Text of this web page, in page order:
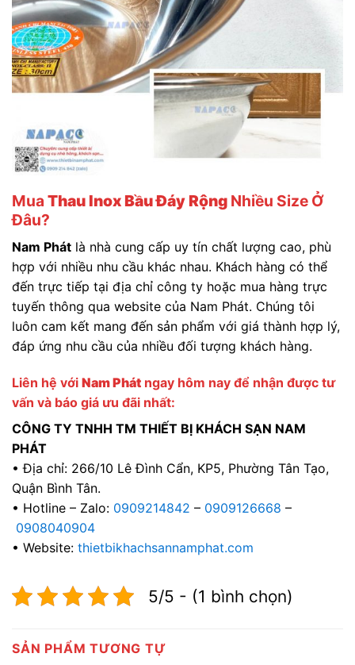
Mua Thau Inox Bầu Đáy Rộng Nhiều Size Ở
Đâu?
Nam Phát là nhà cung cấp uy tín chất lượng cao, phù
hợp với nhiều nhu cầu khác nhau. Khách hàng có thể
đến trực tiếp tại địa chỉ công ty hoặc mua hàng trực
tuyến thông qua website của Nam Phát. Chúng tôi
luôn cam kết mang đến sản phẩm với giá thành hợp lý,
đáp ứng nhu cầu của nhiều đối tượng khách hàng.
Liên hệ với Nam Phát ngay hôm nay để nhận được tư
vấn và báo giá ưu đãi nhất:
CÔNG TY TNHH TM THIẾT BỊ KHÁCH SẠN NAM
PHÁT
• Địa chỉ: 266/10 Lê Đình Cẩn, KP5, Phường Tân Tạo,
Quận Bình Tân.
• Hotline – Zalo: 0909214842 – 0909126668 –
0908040904
• Website: thietbikhachsannamphat.com
5/5 - (1 bình chọn)
SẢN PHẨM TƯƠNG TỰ